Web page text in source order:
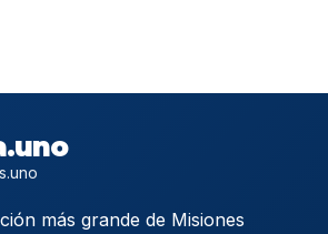
más grande de Misiones